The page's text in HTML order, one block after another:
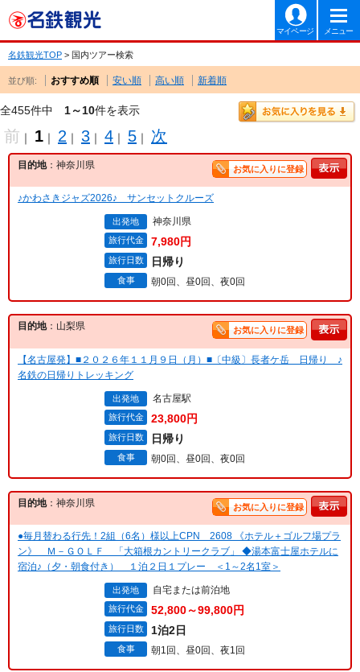
マイページ メニュー
名鉄観光TOP > 国内ツアー検索
並び順: おすすめ順 安い順 高い順 新着順
全455件中 1～10件を表示
前 ｜ 1 ｜ 2 ｜ 3 ｜ 4 ｜ 5 ｜ 次
目的地：神奈川県 お気に入りに登録
♪かわさきジャズ2026♪ サンセットクルーズ
出発地 神奈川県
旅行代金 7,980円
旅行日数 日帰り
食事 朝0回、昼0回、夜0回
目的地：山梨県 お気に入りに登録
【名古屋発】■２０２６年１１月９日（月）■〔中級〕長者ケ岳 日帰り ♪
名鉄の日帰りトレッキング
出発地 名古屋駅
旅行代金 23,800円
旅行日数 日帰り
食事 朝0回、昼0回、夜0回
目的地：神奈川県 お気に入りに登録
●毎月替わる行先！2組（6名）様以上CPN 2608 《ホテル＋ゴルフ場プラ
ン》 Ｍ－ＧＯＬＦ 「大箱根カントリークラブ」 ◆湯本富士屋ホテルに
宿泊♪（夕・朝食付き） １泊２日１プレー ＜1～2名1室＞
出発地 自宅または前泊地
旅行代金 52,800～99,800円
旅行日数 1泊2日
食事 朝1回、昼0回、夜1回